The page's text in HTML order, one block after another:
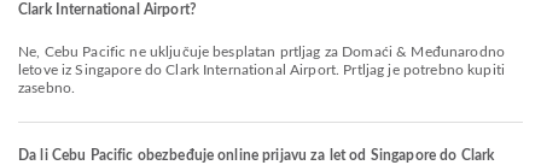
Clark International Airport?
Ne, Cebu Pacific ne uključuje besplatan prtljag za Domaći & Međunarodno
letove iz Singapore do Clark International Airport. Prtljag je potrebno kupiti
zasebno.
Da li Cebu Pacific obezbeđuje online prijavu za let od Singapore do Clark